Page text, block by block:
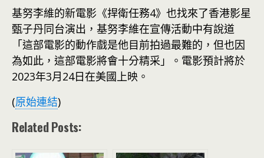
基努李維的新電影《捍衛任務4》也找來了香港影星
甄子丹同台演出，基努李維在宣傳活動中有說道
「這部電影的動作戲是他目前拍過最難的，但也因
為如此，這部電影將會十分精采」。電影預計將於
2023年3月24日在美國上映。
(原始連結)
Related Posts: